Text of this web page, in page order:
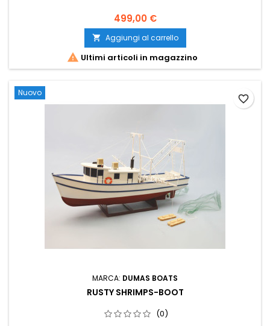
499,00 €
 Aggiungi al carrello
 Ultimi articoli in magazzino
Nuovo
MARCA: DUMAS BOATS
RUSTY SHRIMPS-BOOT
(0)
favorite_border